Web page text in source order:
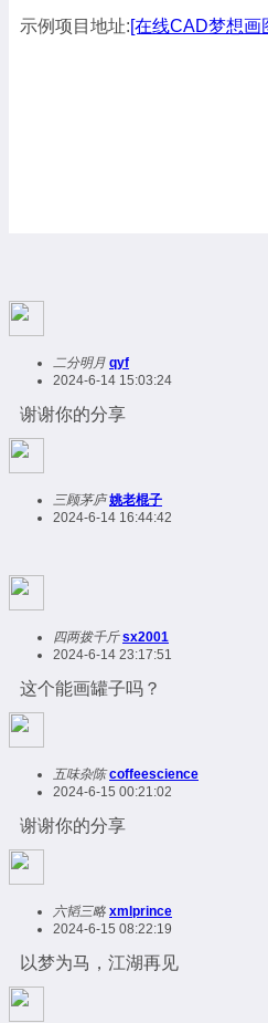
示例项目地址:[在线CAD梦想画
二分明月 qyf
2024-6-14 15:03:24
谢谢你的分享
三顾茅庐 姚老棍子
2024-6-14 16:44:42
四两拨千斤 sx2001
2024-6-14 23:17:51
这个能画罐子吗？
五味杂陈 coffeescience
2024-6-15 00:21:02
谢谢你的分享
六韬三略 xmlprince
2024-6-15 08:22:19
以梦为马，江湖再见